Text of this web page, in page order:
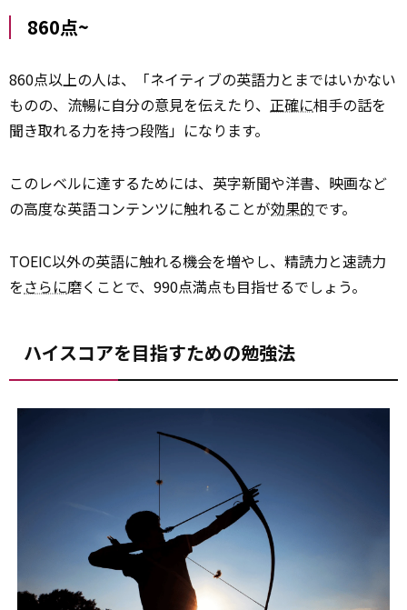
860点~
860点以上の人は、「ネイティブの英語力とまではいかない
ものの、流暢に自分の意見を伝えたり、 正確に相手の話を
聞き取れる力を持つ段階」になります。
このレベルに達するためには、英字新聞や洋書、映画など
の高度な英語コンテンツに触れることが効果的です。
TOEIC以外の英語に触れる機会を増やし、精読力と速読力
をさらに磨くことで、990点満点も目指せるでしょう。
ハイスコアを目指すための勉強法